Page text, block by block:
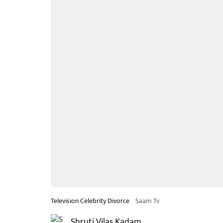
Television Celebrity Divorce Saam Tv